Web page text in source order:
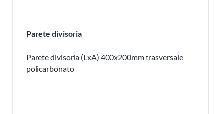
Parete divisoria
Parete divisoria (LxA) 400x200mm trasversale
policarbonato